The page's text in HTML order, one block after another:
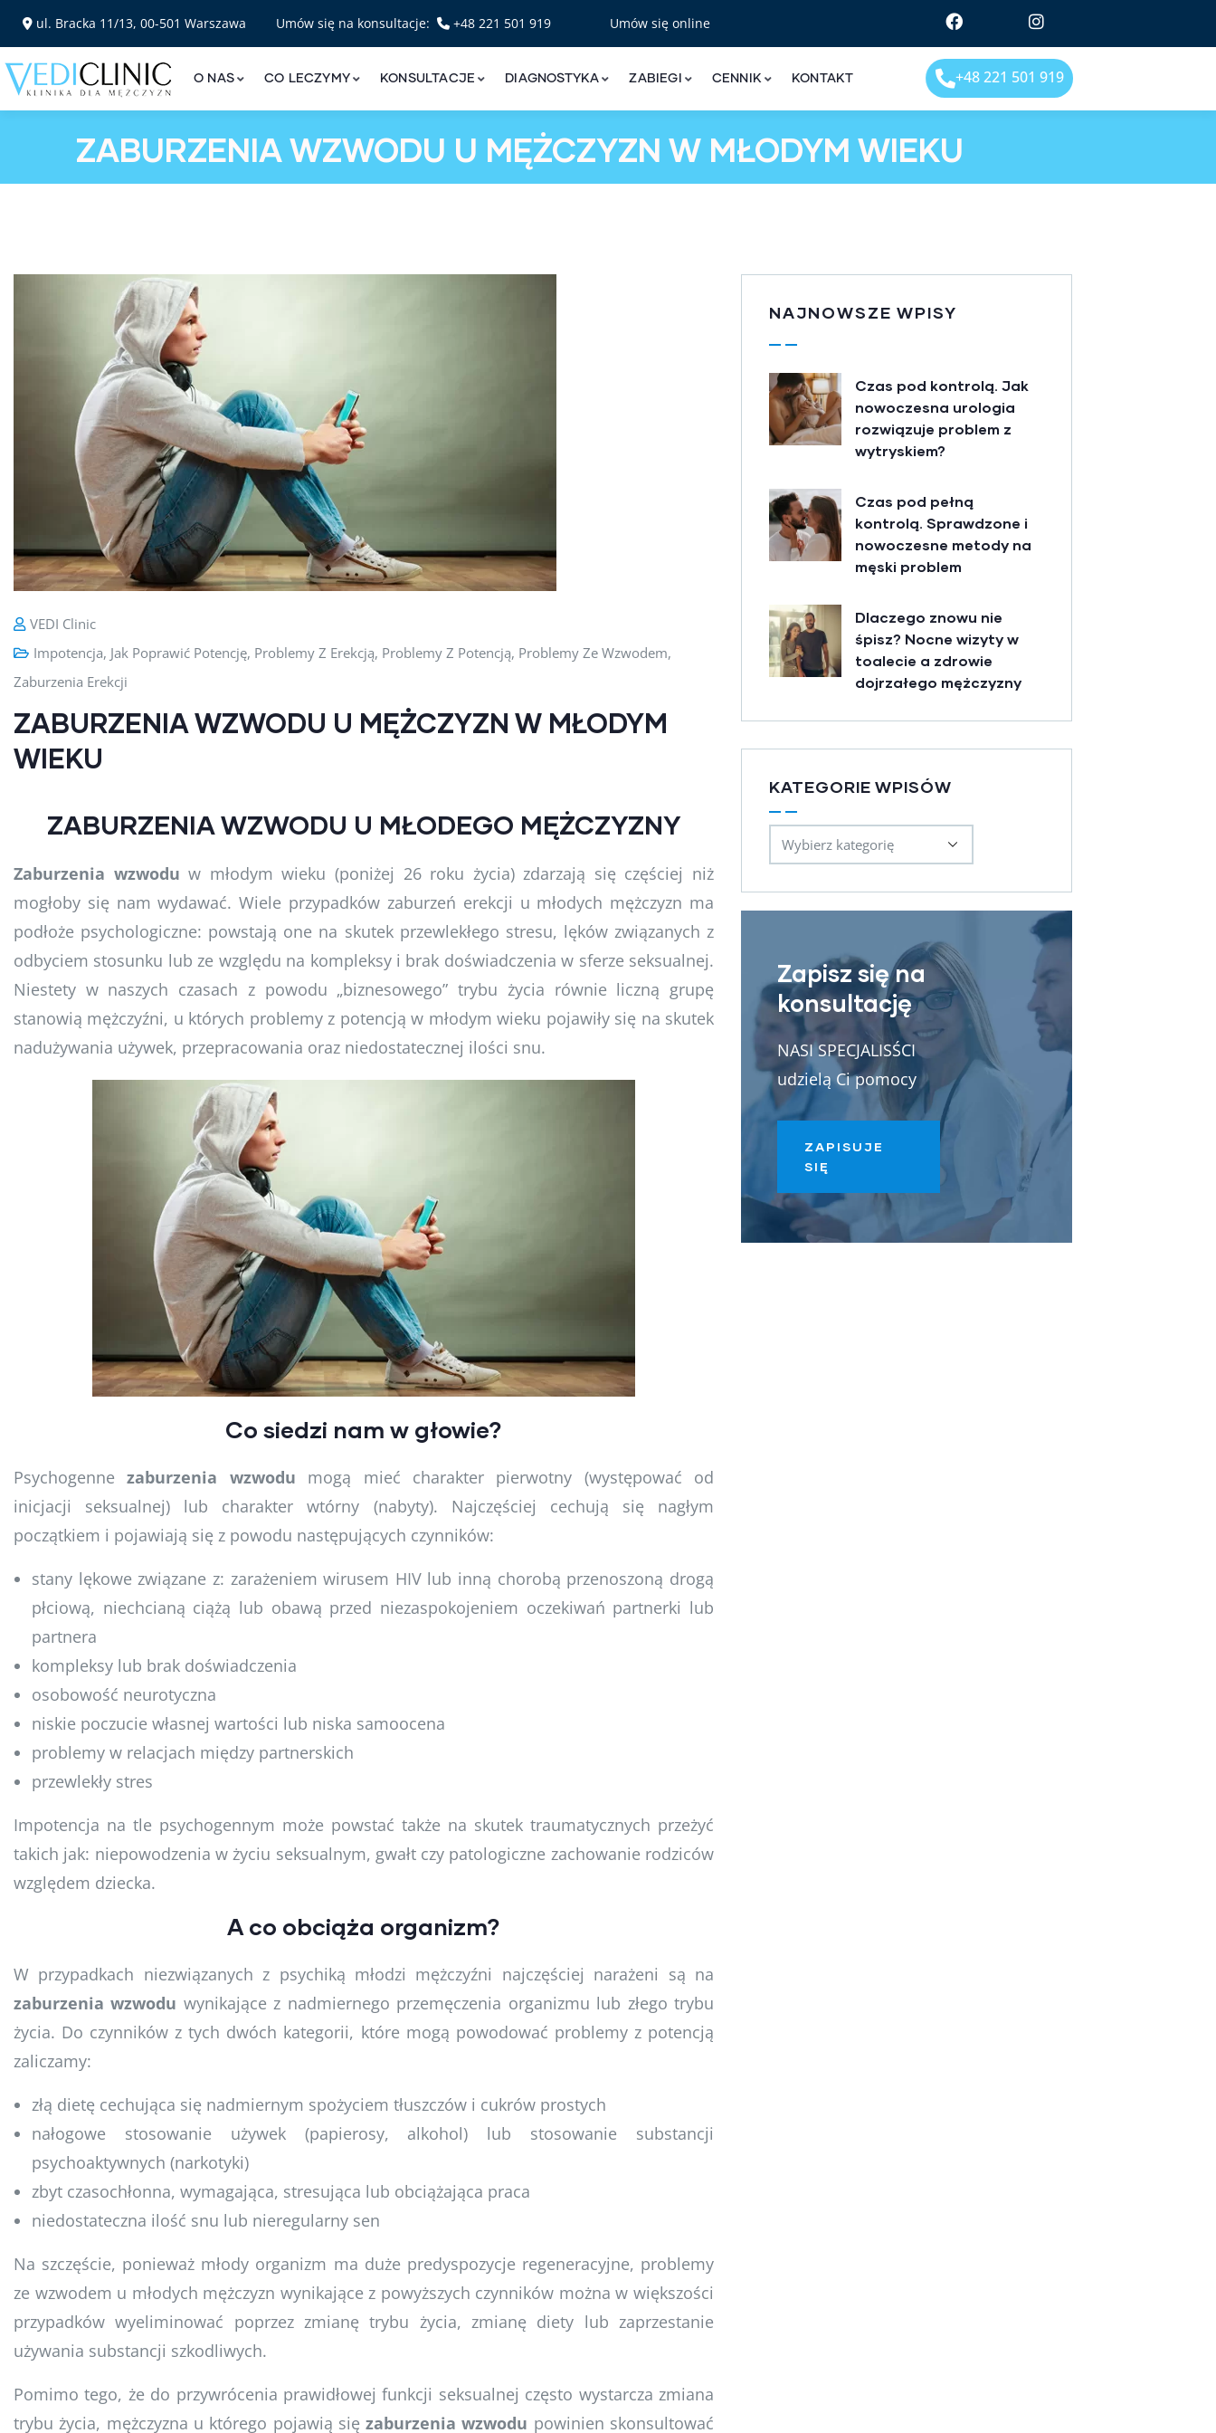
ul. Bracka 11/13, 00-501 Warszawa Umów się na konsultacje: +48 221 501 919 Umów się online
O NAS CO LECZYMY KONSULTACJE DIAGNOSTYKA ZABIEGI CENNIK KONTAKT +48 221 501 919
ZABURZENIA WZWODU U MĘŻCZYZN W MŁODYM WIEKU
VEDI Clinic
Impotencja, Jak Poprawić Potencję, Problemy Z Erekcją, Problemy Z Potencją, Problemy Ze Wzwodem,
Zaburzenia Erekcji
ZABURZENIA WZWODU U MĘŻCZYZN W MŁODYM
WIEKU
ZABURZENIA WZWODU U MŁODEGO MĘŻCZYZNY
Zaburzenia wzwodu w młodym wieku (poniżej 26 roku życia) zdarzają się częściej niż
mogłoby się nam wydawać. Wiele przypadków zaburzeń erekcji u młodych mężczyzn ma
podłoże psychologiczne: powstają one na skutek przewlekłego stresu, lęków związanych z
odbyciem stosunku lub ze względu na kompleksy i brak doświadczenia w sferze seksualnej.
Niestety w naszych czasach z powodu „biznesowego” trybu życia równie liczną grupę
stanowią mężczyźni, u których problemy z potencją w młodym wieku pojawiły się na skutek
nadużywania używek, przepracowania oraz niedostatecznej ilości snu.
Co siedzi nam w głowie?
Psychogennezaburzenia wzwodu mogą mieć charakter pierwotny (występować od
inicjacji seksualnej) lub charakter wtórny (nabyty). Najczęściej cechują się nagłym
początkiem i pojawiają się z powodu następujących czynników:
stany lękowe związane z: zarażeniem wirusem HIV lub inną chorobą przenoszoną drogą
płciową, niechcianą ciążą lub obawą przed niezaspokojeniem oczekiwań partnerki lub
partnera
kompleksy lub brak doświadczenia
osobowość neurotyczna
niskie poczucie własnej wartości lub niska samoocena
problemy w relacjach między partnerskich
przewlekły stres
Impotencja na tle psychogennym może powstać także na skutek traumatycznych przeżyć
takich jak: niepowodzenia w życiu seksualnym, gwałt czy patologiczne zachowanie rodziców
względem dziecka.
A co obciąża organizm?
W przypadkach niezwiązanych z psychiką młodzi mężczyźni najczęściej narażeni są na
zaburzenia wzwodu wynikające z nadmiernego przemęczenia organizmu lub złego trybu
życia. Do czynników z tych dwóch kategorii, które mogą powodować problemy z potencją
zaliczamy:
złą dietę cechująca się nadmiernym spożyciem tłuszczów i cukrów prostych
nałogowe stosowanie używek (papierosy, alkohol) lub stosowanie substancji
psychoaktywnych (narkotyki)
zbyt czasochłonna, wymagająca, stresująca lub obciążająca praca
niedostateczna ilość snu lub nieregularny sen
Na szczęście, ponieważ młody organizm ma duże predyspozycje regeneracyjne, problemy
ze wzwodem u młodych mężczyzn wynikające z powyższych czynników można w większości
przypadków wyeliminować poprzez zmianę trybu życia, zmianę diety lub zaprzestanie
używania substancji szkodliwych.
Pomimo tego, że do przywrócenia prawidłowej funkcji seksualnej często wystarcza zmiana
trybu życia, mężczyzna u którego pojawią sięzaburzenia wzwodu powinien skonsultować
NAJNOWSZE WPISY
Czas pod kontrolą. Jak
nowoczesna urologia
rozwiązuje problem z
wytryskiem?
Czas pod pełną
kontrolą. Sprawdzone i
nowoczesne metody na
męski problem
Dlaczego znowu nie
śpisz? Nocne wizyty w
toalecie a zdrowie
dojrzałego mężczyzny
KATEGORIE WPISÓW
Zapisz się na
konsultację
NASI SPECJALISŚCI
udzielą Ci pomocy
ZAPISUJE
SIĘ